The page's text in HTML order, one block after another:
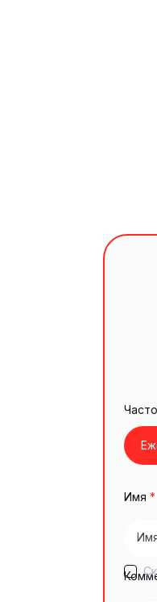
Имя *